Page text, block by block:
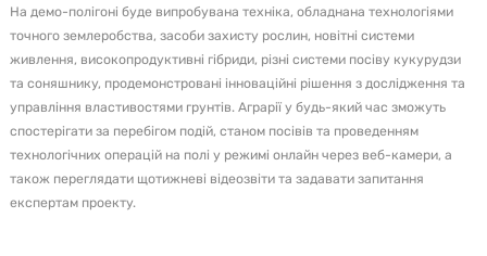
На демо-полігоні буде випробувана техніка, обладнана технологіями
точного землеробства, засоби захисту рослин, новітні системи
живлення, високопродуктивні гібриди, різні системи посіву кукурудзи
та соняшнику, продемонстровані інноваційні рішення з дослідження та
управління властивостями грунтів. Аграрії у будь-який час зможуть
спостерігати за перебігом подій, станом посівів та проведенням
технологічних операцій на полі у режимі онлайн через веб-камери, а
також переглядати щотижневі відеозвіти та задавати запитання
експертам проекту.